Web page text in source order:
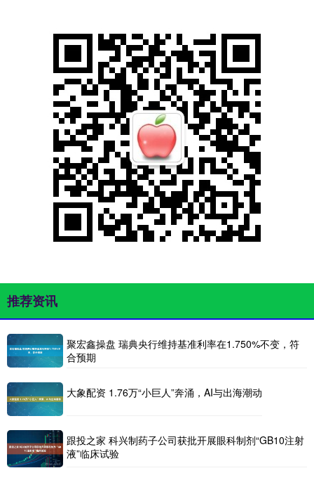
推荐资讯
聚宏鑫操盘 瑞典央行维持基准利率在1.750%不变，符
合预期
大象配资 1.76万“小巨人”奔涌，AI与出海潮动
跟投之家 科兴制药子公司获批开展眼科制剂“GB10注射
液”临床试验